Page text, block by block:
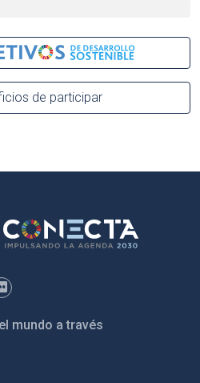
de participar
mundo a través